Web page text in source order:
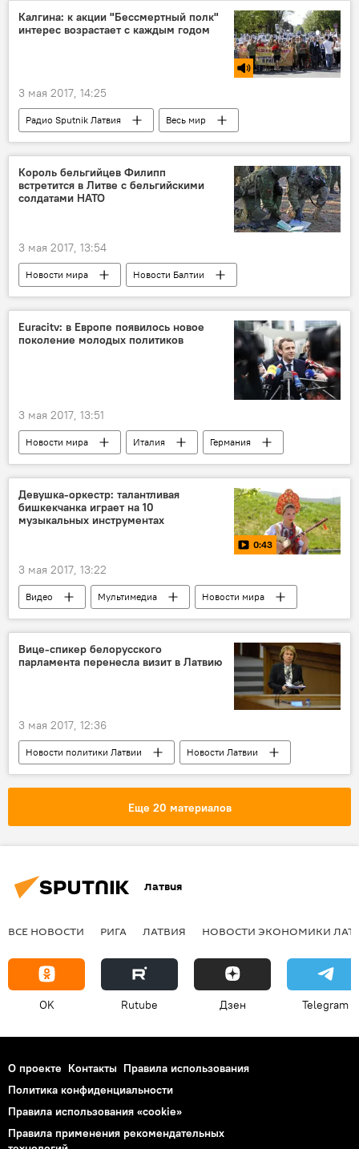
Янис Силакалнс
Банк Латвии
Латгальский конгресс
монета
Калгина: к акции "Бессмертный полк"
интерес возрастает с каждым годом
3 мая 2017, 14:25
Радио Sputnik Латвия
Весь мир
Елена Калгина
"Бессмертный полк" в Латвии
Бессмертный полк
Король бельгийцев Филипп
встретится в Литве с бельгийскими
солдатами НАТО
3 мая 2017, 13:54
Новости мира
Новости Балтии
Литва
Бельгия
Король бельгийцев Филипп
НАТО: побатальонно на восток
Euracitv: в Европе появилось новое
поколение молодых политиков
3 мая 2017, 13:51
Новости мира Италия
Германия
Франция
Бельгия
Люксембург
Ангела Меркель
Ги Верхофстадт
Девушка-оркестр: талантливая
бишкекчанка играет на 10
музыкальных инструментах
0:43
3 мая 2017, 13:22
Видео Мультимедиа
Новости мира
Киргизия
Бишкек музыканты
Вице-спикер белорусского
парламента перенесла визит в Латвию
3 мая 2017, 12:36
Новости политики Латвии
Новости Латвии
Латвия
Беларусь
Еще 20 материалов
Латвия
ВСЕ НОВОСТИ РИГА ЛАТВИЯ НОВОСТИ ЭКОНОМИКИ
OK Rutube Дзен Telegram
О проекте Контакты Правила использования
Политика конфиденциальности
Правила использования «cookie»
Правила применения рекомендательных